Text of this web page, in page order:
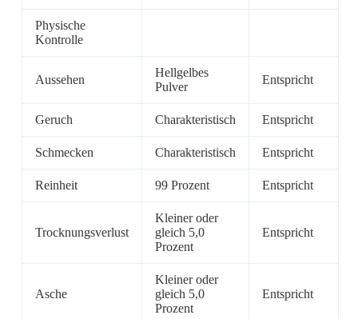
Physische
Kontrolle
Aussehen
Hellgelbes
Pulver
Entspricht
Geruch Charakteristisch Entspricht
Schmecken Charakteristisch Entspricht
Reinheit 99 Prozent Entspricht
Trocknungsverlust
Kleiner oder
gleich 5,0
Prozent
Entspricht
Asche
Kleiner oder
gleich 5,0
Prozent
Entspricht